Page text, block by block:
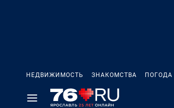
НЕДВИЖИМОСТЬ ЗНАКОМСТВА ПОГОДА